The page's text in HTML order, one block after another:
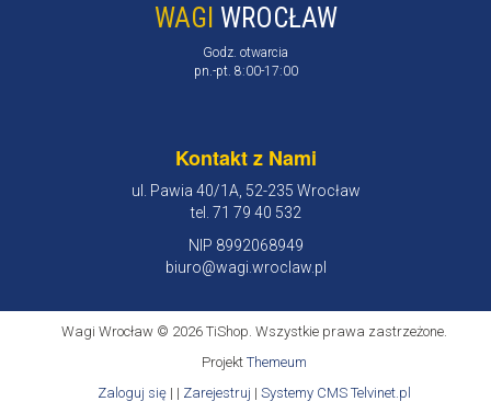
WAGI WROCŁAW
Godz. otwarcia
pn.-pt. 8:00-17:00
Kontakt z Nami
ul. Pawia 40/1A, 52-235 Wrocław
tel. 71 79 40 532
NIP 8992068949
biuro@wagi.wroclaw.pl
Wagi Wrocław © 2026 TiShop. Wszystkie prawa zastrzeżone.
Projekt Themeum
Zaloguj się| | Zarejestruj | Systemy CMS Telvinet.pl